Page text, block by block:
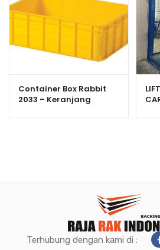
Container Box Rabbit
2033 – Keranjang
Terhubung dengan kami di :